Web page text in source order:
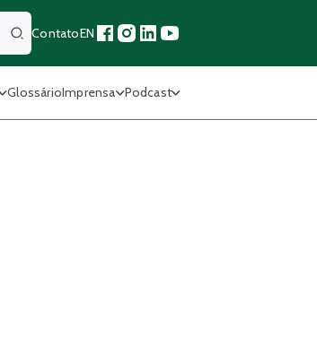
BuscarContatoEN
GlossárioImprensa Podcast